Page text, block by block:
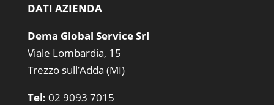
DATI AZIENDA
Dema Global Service Srl
Viale Lombardia, 15
Trezzo sull’Adda (MI)
Tel: 02 9093 7015